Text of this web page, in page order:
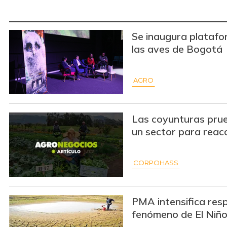
Se inaugura
las aves de Bogotá
AGRO
Las coyunturas
un sector para
CORPOHASS
PMA intensifica
fenómeno de El Niño